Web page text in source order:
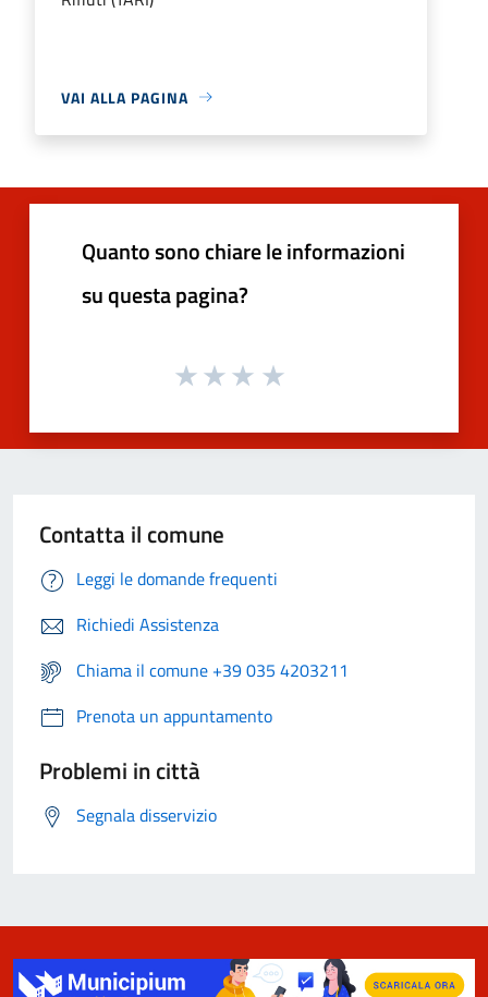
VAI ALLA PAGINA
Quanto sono chiare le informazioni
su questa pagina?
Contatta il comune
Leggi le domande frequenti
Richiedi Assistenza
Chiama il comune +39 035 4203211
Prenota un appuntamento
Problemi in città
Segnala disservizio